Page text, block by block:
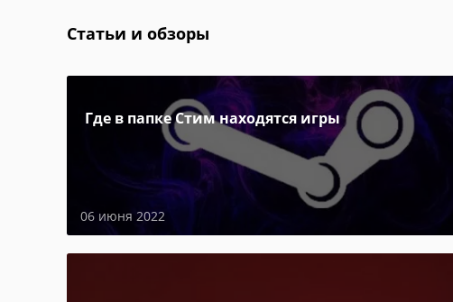
Статьи и обзоры
Где в папке Стим находятся игры
06 июня 2022